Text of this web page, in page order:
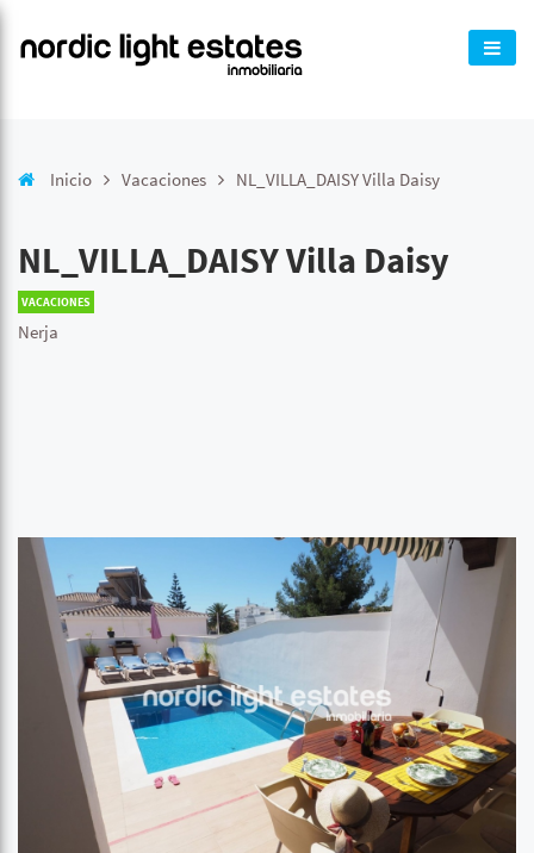
Inicio Vacaciones NL_VILLA_DAISY Villa Daisy
NL_VILLA_DAISY Villa Daisy
VACACIONES
Nerja